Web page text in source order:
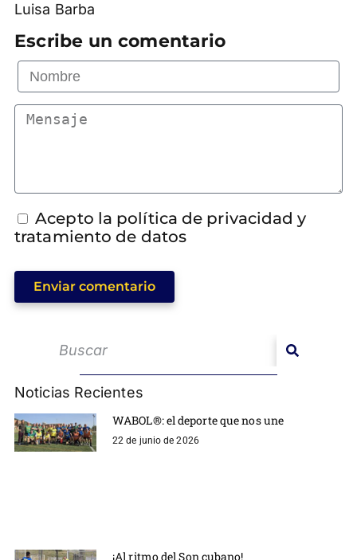
Luisa Barba
Escribe un comentario
Acepto la política de privacidad y
tratamiento de datos
Enviar comentario
Noticias Recientes
WABOL®: el deporte que nos une
22 de junio de 2026
¡Al ritmo del Son cubano!